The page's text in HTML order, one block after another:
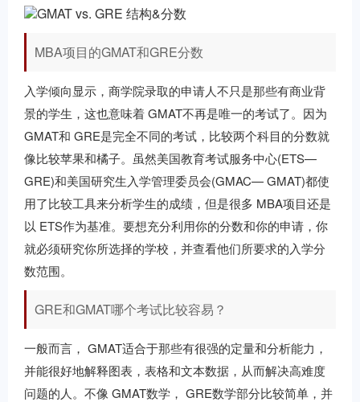
GMAT vs. GRE 结构&分数
MBA项目的GMAT和GRE分数
入学倾向显示，商学院录取的申请人不只是那些有商业背
景的学生，这也意味着 GMAT不再是唯一的考试了。因为
GMAT和 GRE是完全不同的考试，比较两个科目的分数就
像比较苹果和橘子。虽然美国教育考试服务中心(ETS—
GRE)和美国研究生入学管理委员会(GMAC— GMAT)都使
用了比较工具来分析学生的成绩，但是很多 MBA项目还是
以 ETS作为基准。要想充分利用你的分数和你的申请，你
就必须研究你所选择的学校，并查看他们所要求的入学分
数范围。
GRE和GMAT哪个考试比较容易？
一般而言， GMAT适合于那些有很强的定量和分析能力，
并能很好地解释图表，表格和文本数据，从而解决高难度
问题的人。不像 GMAT数学， GRE数学部分比较简单，并